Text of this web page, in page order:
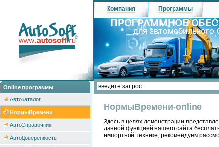
Online программы
АвтоКаталог
НормыВремени
АвтоСправочник
АвтоДоверенность
Компания Программы
НормыВремени-online
Здесь в целях демонстрации
данной функцией нашего сайта
импортной технике, рекомендуем